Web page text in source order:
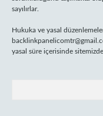
sayılırlar.
Hukuka ve yasal
yasal süre içerisinde